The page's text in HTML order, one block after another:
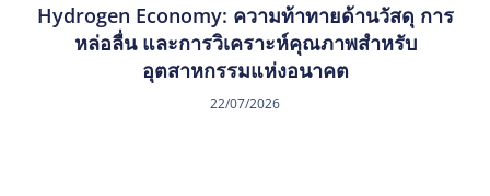
Hydrogen Economy: ความท้าทายด้านวัสดุ การ
หล่อลื่น และการวิเคราะห์คุณภาพสำหรับ
อุตสาหกรรมแห่งอนาคต
22/07/2026